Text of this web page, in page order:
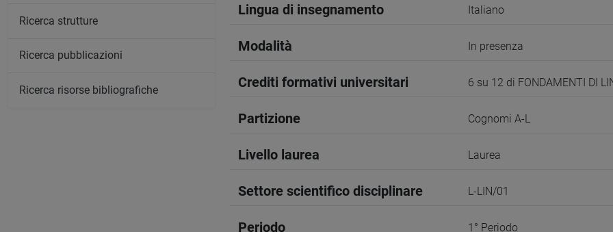
Lingua di insegnamento Italiano
Modalità In presenza
Crediti formativi universitari 6 su 12 di FONDAMENTI DI
Partizione Cognomi A-L
Livello laurea Laurea
Settore scientifico disciplinare L-LIN/01
Periodo 1° Periodo
Ricerca strutture
Ricerca pubblicazioni
Ricerca risorse bibliografiche